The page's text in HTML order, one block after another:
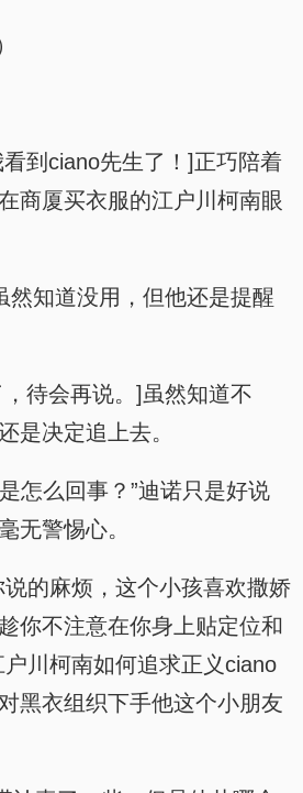
到ciano先生了！]正巧陪着
商厦买衣服的江户川柯南眼
然知道没用，但他还是提醒
待会再说。]虽然知道不
是决定追上去。
怎么回事？”迪诺只是好说
无警惕心。
说的麻烦，这个小孩喜欢撒娇
你不注意在你身上贴定位和
川柯南如何追求正义ciano
黑衣组织下手他这个小朋友